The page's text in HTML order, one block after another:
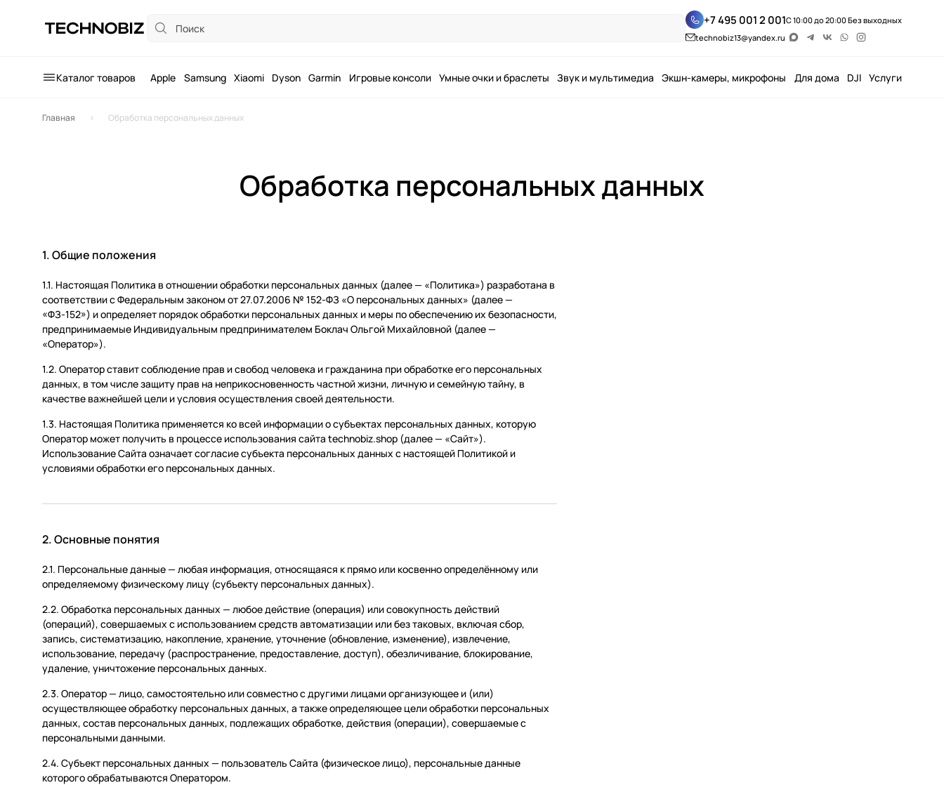
+7 495 001 2 001С 10:00 до 20:00 Без выходных
technobiz13@yandex.ru
Каталог товаров
Apple Samsung Xiaomi Dyson Garmin Игровые консоли Умные очки и браслеты Звук и мультимедиа Экшн-камеры, микрофоны Для дома DJI Услуги
Samsung
Экшн-камеры, микрофоны
DJI
Услуги
Главная Обработка персональных данных
Обработка персональных данных
1. Общие положения
1.1. Настоящая Политика в отношении обработки персональных данных (далее — «Политика») разработана в
соответствии с Федеральным законом от 27.07.2006 № 152-ФЗ «О персональных данных» (далее —
«ФЗ-152») и определяет порядок обработки персональных данных и меры по обеспечению их безопасности,
предпринимаемые Индивидуальным предпринимателем Боклач Ольгой Михайловной (далее —
«Оператор»).
1.2. Оператор ставит соблюдение прав и свобод человека и гражданина при обработке его персональных
данных, в том числе защиту прав на неприкосновенность частной жизни, личную и семейную тайну, в
качестве важнейшей цели и условия осуществления своей деятельности.
1.3. Настоящая Политика применяется ко всей информации о субъектах персональных данных, которую
Оператор может получить в процессе использования сайта technobiz.shop (далее — «Сайт»).
Использование Сайта означает согласие субъекта персональных данных с настоящей Политикой и
условиями обработки его персональных данных.
2. Основные понятия
2.1. Персональные данные — любая информация, относящаяся к прямо или косвенно определённому или
определяемому физическому лицу (субъекту персональных данных).
2.2. Обработка персональных данных — любое действие (операция) или совокупность действий
(операций), совершаемых с использованием средств автоматизации или без таковых, включая сбор,
запись, систематизацию, накопление, хранение, уточнение (обновление, изменение), извлечение,
использование, передачу (распространение, предоставление, доступ), обезличивание, блокирование,
удаление, уничтожение персональных данных.
2.3. Оператор — лицо, самостоятельно или совместно с другими лицами организующее и (или)
осуществляющее обработку персональных данных, а также определяющее цели обработки персональных
данных, состав персональных данных, подлежащих обработке, действия (операции), совершаемые с
персональными данными.
2.4. Субъект персональных данных — пользователь Сайта (физическое лицо), персональные данные
которого обрабатываются Оператором.